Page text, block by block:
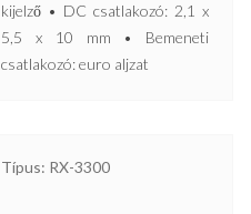
kijelző • DC csatlakozó: 2,1 x
5,5 x 10 mm • Bemeneti
csatlakozó: euro aljzat
Típus: RX-3300